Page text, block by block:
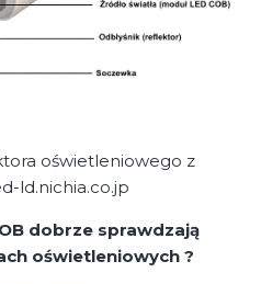
oświetleniowego z
ld.nichia.co.jp
dobrze sprawdzają
oświetleniowych ?